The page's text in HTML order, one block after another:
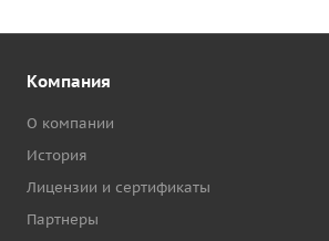
Компания
О компании
История
Лицензии и сертификаты
Партнеры